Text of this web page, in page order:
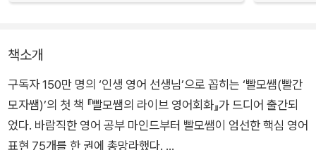
책소개
구독자 150만 명의 ‘인생 영어 선생님’으로 꼽히는 ‘빨모쌤(빨간
모자쌤)’의 첫 책 『빨모쌤의 라이브 영어회화』가 드디어 출간되
었다. 바람직한 영어 공부 마인드부터 빨모쌤이 엄선한 핵심 영어
표현 75개를 한 권에 총망라했다.